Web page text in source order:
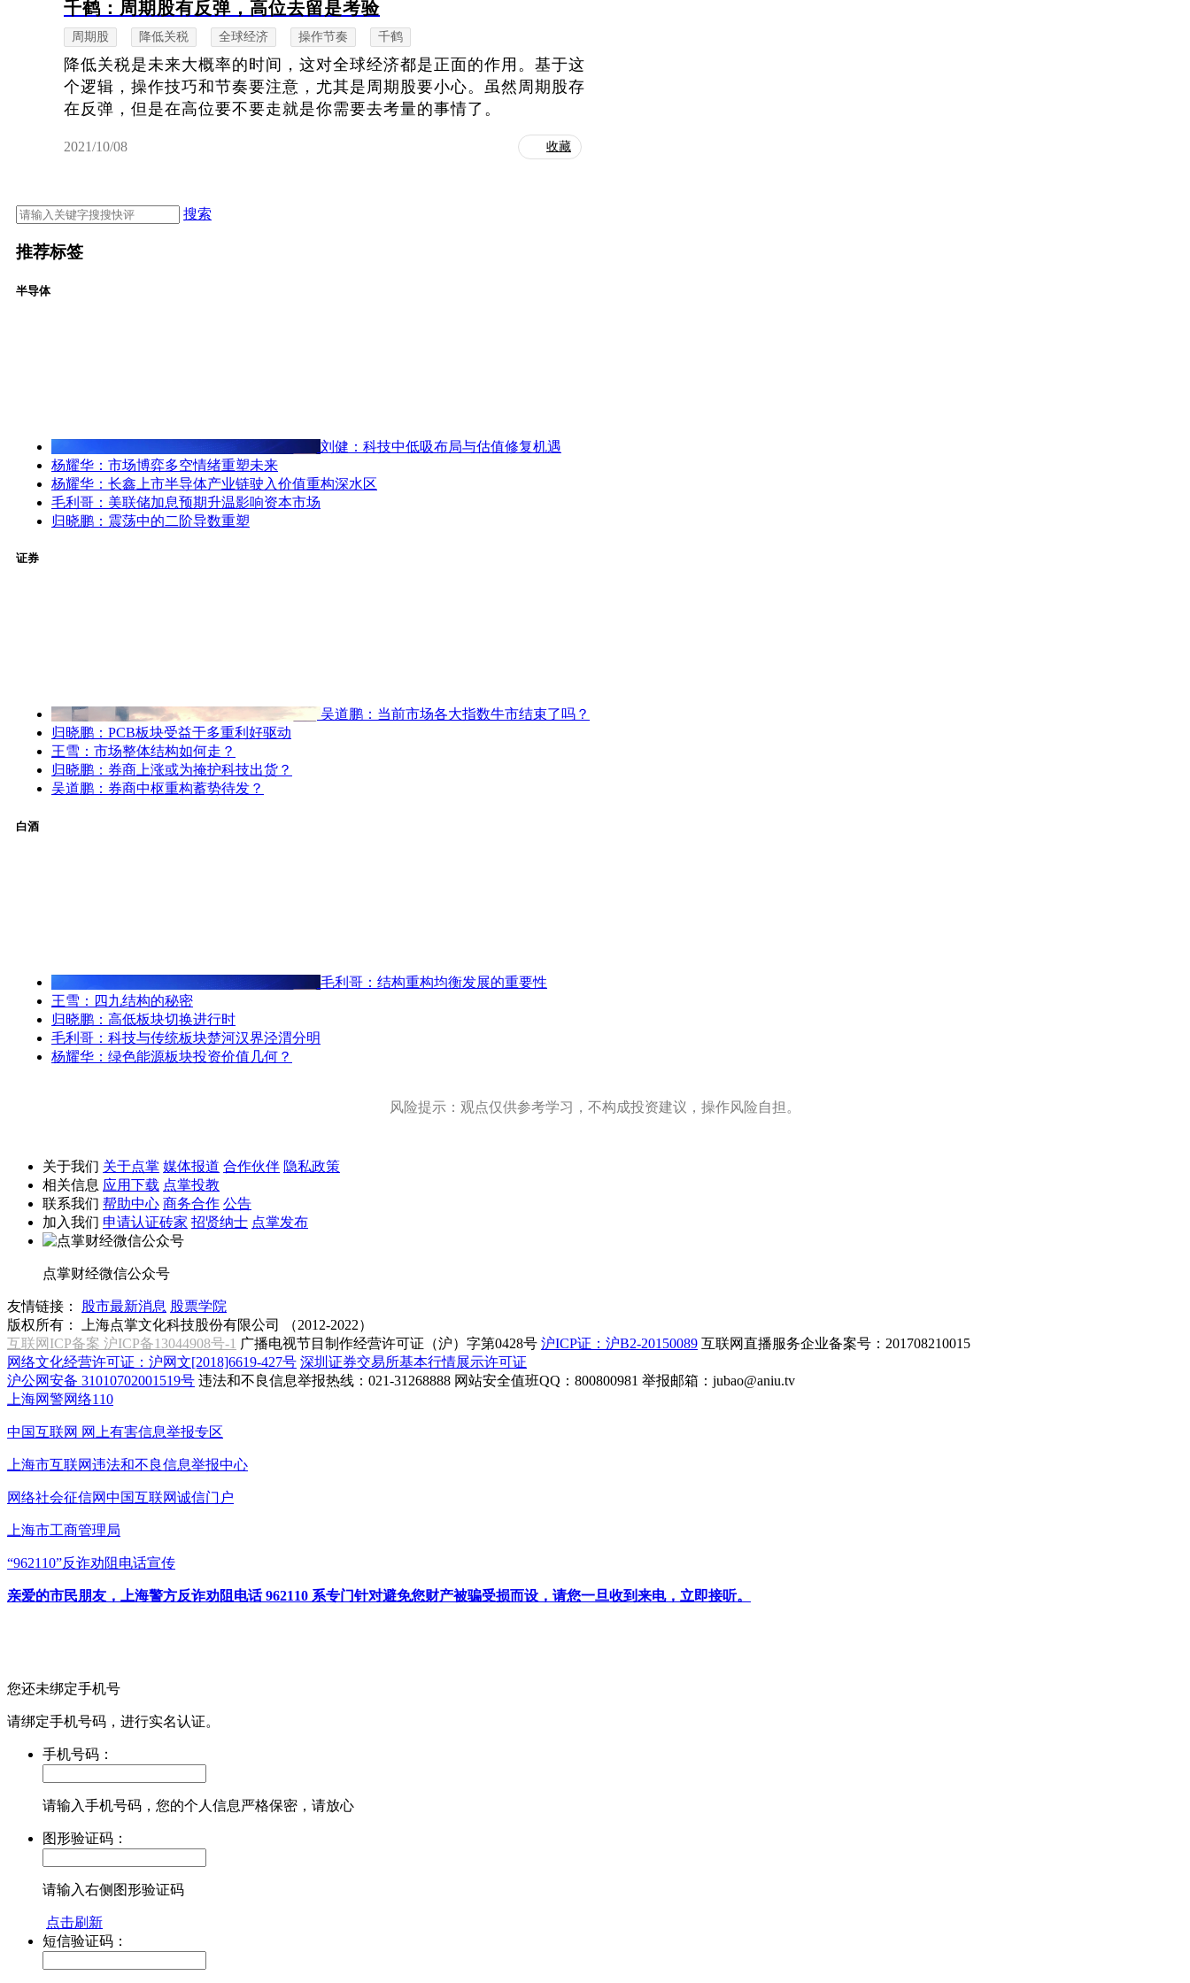
千鹤：周期股有反弹，高位去留是考验
周期股 降低关税 全球经济 操作节奏 千鹤
降低关税是未来大概率的时间，这对全球经济都是正面的作用。基于这
个逻辑，操作技巧和节奏要注意，尤其是周期股要小心。虽然周期股存
在反弹，但是在高位要不要走就是你需要去考量的事情了。
2021/10/08 收藏
搜索
推荐标签
半导体
刘健：科技中低吸布局与估值修复机遇
杨耀华：市场博弈多空情绪重塑未来
杨耀华：长鑫上市半导体产业链驶入价值重构深水区
毛利哥：美联储加息预期升温影响资本市场
归晓鹏：震荡中的二阶导数重塑
证券
吴道鹏：当前市场各大指数牛市结束了吗？
归晓鹏：PCB板块受益于多重利好驱动
王雪：市场整体结构如何走？
归晓鹏：券商上涨或为掩护科技出货？
吴道鹏：券商中枢重构蓄势待发？
白酒
毛利哥：结构重构均衡发展的重要性
王雪：四九结构的秘密
归晓鹏：高低板块切换进行时
毛利哥：科技与传统板块楚河汉界泾渭分明
杨耀华：绿色能源板块投资价值几何？
风险提示：观点仅供参考学习，不构成投资建议，操作风险自担。
关于我们 关于点掌 媒体报道 合作伙伴 隐私政策
相关信息 应用下载 点掌投教
联系我们 帮助中心 商务合作 公告
加入我们 申请认证砖家 招贤纳士 点掌发布
点掌财经微信公众号
友情链接： 股市最新消息 股票学院
版权所有：
上海点掌文化科技股份有限公司 （2012-2022）
互联网ICP备案 沪ICP备13044908号-1 广播电视节目制作经营许可证（沪）字第0428号 沪ICP证：沪B2-20150089 互联网直播服务企业备案号：201708210015
网络文化经营许可证：沪网文[2018]6619-427号 深圳证券交易所基本行情展示许可证
沪公网安备 31010702001519号 违法和不良信息举报热线：021-31268888 网站安全值班QQ：800800981 举报邮箱： jubao@aniu.tv
上海网警网络110
中国互联网 网上有害信息举报专区
上海市互联网违法和不良信息举报中心
网络社会征信网中国互联网诚信门户
上海市工商管理局
“962110”反诈劝阻电话宣传
亲爱的市民朋友，上海警方反诈劝阻电话 962110 系专门针对避免您财产被骗受损而设，请您一旦收到来电，立即接听。
您还未绑定手机号
请绑定手机号码，进行实名认证。
手机号码：
请输入手机号码，您的个人信息严格保密，请放心
图形验证码：
请输入右侧图形验证码
点击刷新
短信验证码：